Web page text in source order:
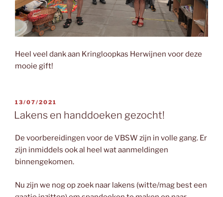
Heel veel dank aan Kringloopkas Herwijnen voor deze
mooie gift!
GEPLAATST
OP
13/07/2021
Lakens en handdoeken gezocht!
De voorbereidingen voor de VBSW zijn in volle gang. Er
zijn inmiddels ook al heel wat aanmeldingen
binnengekomen.
Nu zijn we nog op zoek naar lakens (witte/mag best een